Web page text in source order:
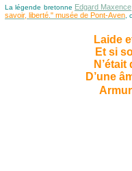
La légende bretonne Edgard Maxence
savoir, liberté." musée de Pont-Aven ,
Laide
Et si
D’une